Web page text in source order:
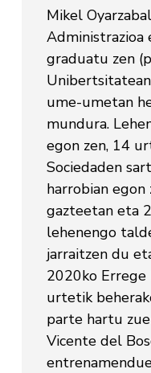
Mikel
Administrazioa
graduatu zen
ume-umetan
mundura.
egon zen, 14
Sociedaden
harrobian
gazteetan eta
lehenengo
jarraitzen du
2020ko Errege
urtetik
parte hartu
Vicente del